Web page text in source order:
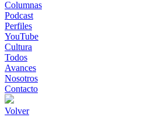
Columnas
Podcast
Perfiles
YouTube
Cultura
Todos
Avances
Nosotros
Contacto
Volver